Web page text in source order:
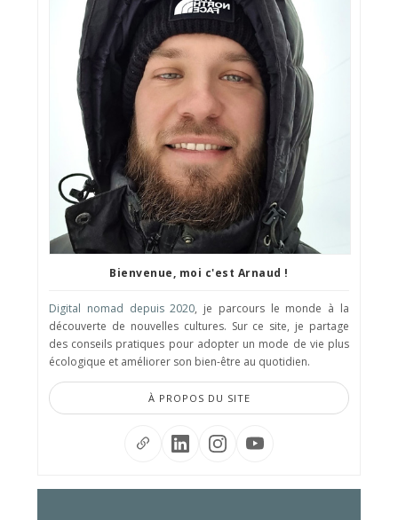
Bienvenue, moi c'est Arnaud !
Digital nomad depuis 2020, je parcours le monde à la
découverte de nouvelles cultures. Sur ce site, je partage
des conseils pratiques pour adopter un mode de vie plus
écologique et améliorer son bien-être au quotidien.
À PROPOS DU SITE